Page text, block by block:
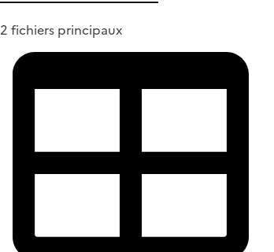
2 fichiers principaux